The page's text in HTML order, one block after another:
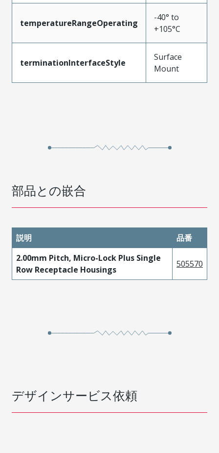
temperatureRangeOperating
-40° to
+105°C
terminationInterfaceStyle
Surface
Mount
部品との嵌合
説明
品番
2.00mm Pitch, Micro-Lock Plus Single
Row Receptacle Housings
505570
デザインサービス依頼